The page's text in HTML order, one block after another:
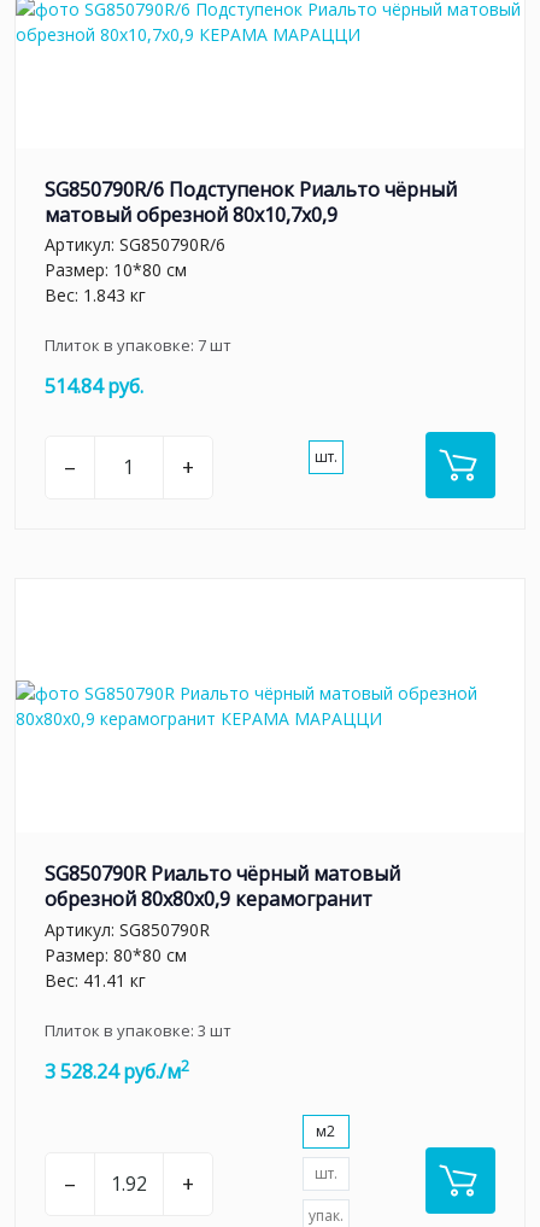
SG850790R/6 Подступенок Риальто чёрный
матовый обрезной 80x10,7x0,9
Артикул: SG850790R/6
Размер: 10*80 см
Вес: 1.843 кг
Плиток в упаковке: 7шт
514.84 руб.
– + шт.
SG850790R Риальто чёрный матовый
обрезной 80x80x0,9 керамогранит
Артикул: SG850790R
Размер: 80*80 см
Вес: 41.41 кг
Плиток в упаковке: 3 шт
3 528.24 руб./м2
– +
м2
шт.
упак.